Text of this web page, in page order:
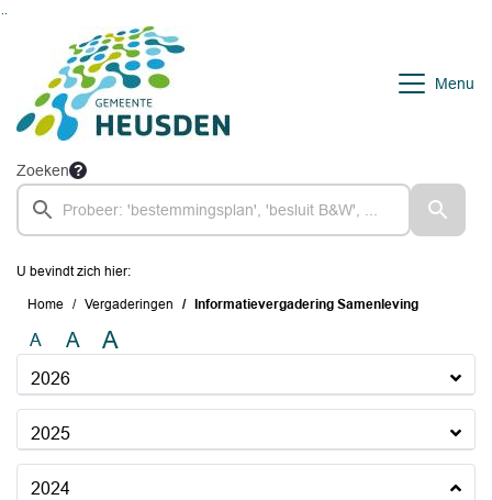
Ga naar de inhoud van deze pagina
Ga naar het zoeken
Ga naar het menu
Menu
Zoeken
U bevindt zich hier:
Home Vergaderingen Informatievergadering Samenleving
A A A
2026
2025
2024